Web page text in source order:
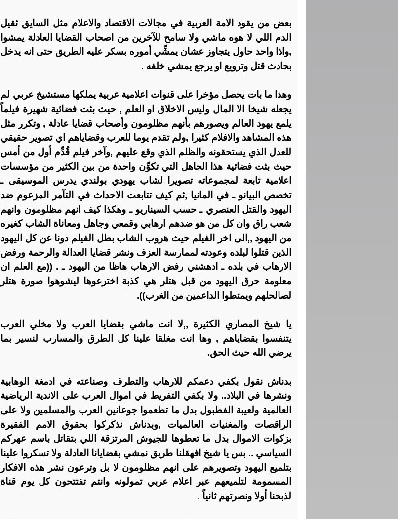
بعض من يقود الامة العربية في مجالات الاقتصاد والاعلام مثل السايق ثقيل
الدم اللي لا هوه ماشي ولا سامح للآخرين من اصحاب القضايا العادلة يمشوا
,واذا واحد حاول يتجاوز عشان يمشِّي أموره بسكر عليه الطريق حتى انه يدخل
بحادث قتل وترويع او يرجع يمشي خلفه .
وهذا ما بات يحصل مؤخرا على قنوات اعلامية عربية يملكها مستشيخ عربي لم
يجعله شيخا الا المال وليس الاخلاق او العلم , حيث بثت فضائية شهيرة فيلماً
يلمع يهود العالم ويصورهم بأنهم مظلومون وأصحاب قضايا عادلة , وتكرر مثل
هذه المشاهد والافلام كثيرا ,ولم تقدم يوما للعرب وقضاياهم اي تصوير حقيقي
للعدل الذي يستحقونه والظلم الذي وقع عليهم ,وآخر فيلم قُدِّم أول من أمس
حيث بثت فضائية هذا الجاهل التي تكوِّن واحدة من بين الكثير من مؤسسات
اعلامية تابعة لمجموعاته تصويرا لشاب يهودي بولندي يدرس الموسيقى ـ
تخصص البيانو ـ في المانيا ,ثم كيف تتابعت الاحداث في التآمر المزعوم ضد
اليهود والقتل العنصري ـ حسب السيناريو ـ وهكذا كيف انهم مظلومون وانهم
شعب راق وان كل من هو ضدهم ارهابي وقمعي وجاهل ومعاناة الشاب كغيره
من اليهود ,,الى اخر الفيلم حيث هروب الشاب بطل الفيلم دونا عن كل اليهود
الذين قتلوا لبلده وعودته لممارسة العزف ونشر قضايا العدالة والرحمة ورفض
الارهاب في بلده ـ ادهشني رفض الارهاب هاظا من اليهود ـ . ((مع العلم ان
معلومة حرق اليهود من قبل هتلر هي كذبة اخترعوها ليشوهوا صورة هتلر
لصالحلهم ويمتطوا الداعمين من الغرب)).
يا شيخ المصاري الكثيرة ,,لا انت ماشي بقضايا العرب ولا مخلي العرب
يتنفسوا بقضاياهم , وها انت مغلقا علينا كل الطرق والمسارب لنسير بما
يرضي الله حيث الحق.
بدناش نقول بكفي دعمكم للارهاب والتطرف وصناعته في ادمغة الوهابية
ونشرها في البلاد.. ولا بكفي التفريط في اموال العرب على الاندية الرياضية
العالمية ولعيبة الفطبول بدل ما تطعموا جوعانين العرب والمسلمين ولا على
الراقصات والمغنيات العالميات ,وبدناش نذكركوا بحقوق الامم الفقيرة
بزكوات الاموال بدل ما تعطوها للجيوش المرتزقة اللي بتقاتل باسم عهركم
السياسي .. بس يا شيخ افهقلنا طريق نمشي بقضايانا العادلة ولا تسكروا علينا
بتلميع اليهود وتصويرهم على انهم مظلومون لا بل وترعون نشر هذه الافكار
المسمومة لتلميعهم عبر اعلام عربي تمولونه وانتم تفتتحون كل يوم قناة
لذبحنا أولا ونصرتهم ثانياً .